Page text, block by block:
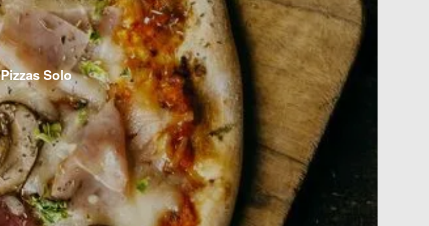
Pizzas Solo